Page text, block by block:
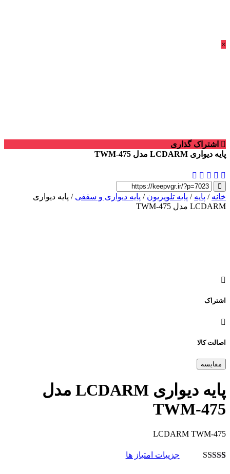
×
اشتراک گذاری
پایه دیواری LCDARM مدل TWM-475
خانه / پایه / پایه تلویزیون / پایه دیواری و سقفی / پایه دیواری
LCDARM مدل TWM-475
اشتراک
اصالت کالا
مقایسه
پایه دیواری LCDARM مدل
TWM-475
LCDARM TWM-475
جزییات امتیاز ها